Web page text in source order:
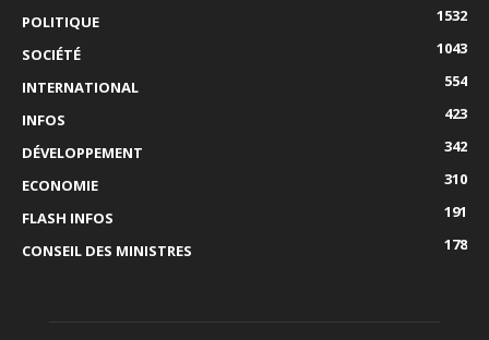
POLITIQUE
1532
SOCIÉTÉ
1043
INTERNATIONAL
554
INFOS
423
DÉVELOPPEMENT
342
ECONOMIE
310
FLASH INFOS
191
CONSEIL DES MINISTRES
178